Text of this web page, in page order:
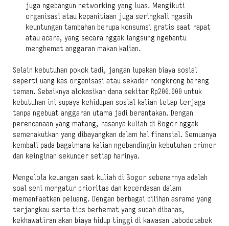
juga ngebangun networking yang luas. Mengikuti
organisasi atau kepanitiaan juga seringkali ngasih
keuntungan tambahan berupa konsumsi gratis saat rapat
atau acara, yang secara nggak langsung ngebantu
menghemat anggaran makan kalian.
Selain kebutuhan pokok tadi, jangan lupakan biaya sosial
seperti uang kas organisasi atau sekadar nongkrong bareng
teman. Sebaiknya alokasikan dana sekitar Rp200.000 untuk
kebutuhan ini supaya kehidupan sosial kalian tetap terjaga
tanpa ngebuat anggaran utama jadi berantakan. Dengan
perencanaan yang matang, rasanya kuliah di Bogor nggak
semenakutkan yang dibayangkan dalam hal finansial. Semuanya
kembali pada bagaimana kalian ngebandingin kebutuhan primer
dan keinginan sekunder setiap harinya.
Mengelola keuangan saat kuliah di Bogor sebenarnya adalah
soal seni mengatur prioritas dan kecerdasan dalam
memanfaatkan peluang. Dengan berbagai pilihan asrama yang
terjangkau serta tips berhemat yang sudah dibahas,
kekhawatiran akan biaya hidup tinggi di kawasan Jabodetabek